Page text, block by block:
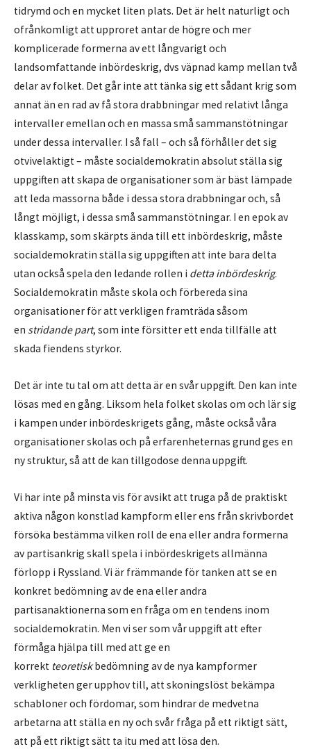
tidrymd och en mycket liten plats. Det är helt naturligt och
ofrånkomligt att upproret antar de högre och mer
komplicerade formerna av ett långvarigt och
landsomfattande inbördeskrig, dvs väpnad kamp mellan två
delar av folket. Det går inte att tänka sig ett sådant krig som
annat än en rad av få stora drabbningar med relativt långa
intervaller emellan och en massa små sammanstötningar
under dessa intervaller. I så fall – och så förhåller det sig
otvivelaktigt – måste socialdemokratin absolut ställa sig
uppgiften att skapa de organisationer som är bäst lämpade
att leda massorna både i dessa stora drabbningar och, så
långt möjligt, i dessa små sammanstötningar. I en epok av
klasskamp, som skärpts ända till ett inbördeskrig, måste
socialdemokratin ställa sig uppgiften att inte bara delta
utan också spela den ledande rollen i detta inbördeskrig.
Socialdemokratin måste skola och förbereda sina
organisationer för att verkligen framträda såsom
en stridande part, som inte försitter ett enda tillfälle att
skada fiendens styrkor.
Det är inte tu tal om att detta är en svår uppgift. Den kan inte
lösas med en gång. Liksom hela folket skolas om och lär sig
i kampen under inbördeskrigets gång, måste också våra
organisationer skolas och på erfarenheternas grund ges en
ny struktur, så att de kan tillgodose denna uppgift.
Vi har inte på minsta vis för avsikt att truga på de praktiskt
aktiva någon konstlad kampform eller ens från skrivbordet
försöka bestämma vilken roll de ena eller andra formerna
av partisankrig skall spela i inbördeskrigets allmänna
förlopp i Ryssland. Vi är främmande för tanken att se en
konkret bedömning av de ena eller andra
partisanaktionerna som en fråga om en tendens inom
socialdemokratin. Men vi ser som vår uppgift att efter
förmåga hjälpa till med att ge en
korrekt teoretiskbedömning av de nya kampformer
verkligheten ger upphov till, att skoningslöst bekämpa
schabloner och fördomar, som hindrar de medvetna
arbetarna att ställa en ny och svår fråga på ett riktigt sätt,
att på ett riktigt sätt ta itu med att lösa den.